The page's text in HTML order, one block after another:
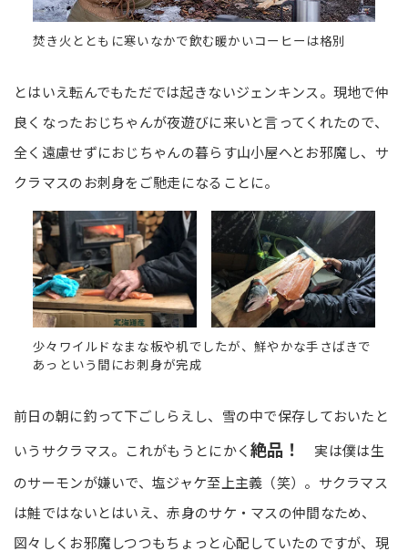
焚き火とともに寒いなかで飲む暖かいコーヒーは格別
とはいえ転んでもただでは起きないジェンキンス。現地で仲
良くなったおじちゃんが夜遊びに来いと言ってくれたので、
全く遠慮せずにおじちゃんの暮らす山小屋へとお邪魔し、サ
クラマスのお刺身をご馳走になることに。
少々ワイルドなまな板や机でしたが、鮮やかな手さばきで
あっという間にお刺身が完成
前日の朝に釣って下ごしらえし、雪の中で保存しておいたと
いうサクラマス。これがもうとにかく絶品！
実は僕は生
のサーモンが嫌いで、塩ジャケ至上主義（笑）。サクラマス
は鮭ではないとはいえ、赤身のサケ・マスの仲間なため、
図々しくお邪魔しつつもちょっと心配していたのですが、現